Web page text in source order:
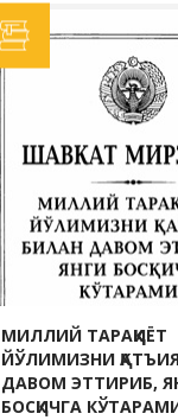
МИЛЛИЙ ТАРАҚҚИЁТ
ЙЎЛИМИЗНИ
ДАВОМ ЭТТИРИБ,
БОСҚИЧГА
ЯНГИ
Author:Ш.
Yili:2017
Ko‘rishlar:
Мирзиёев